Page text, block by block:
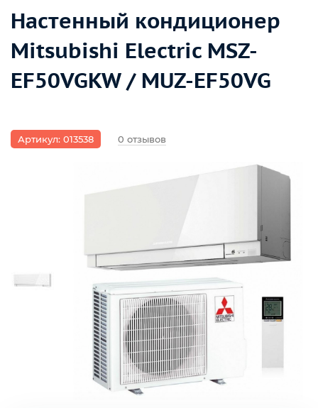
Настенный кондиционер
Mitsubishi Electric MSZ-
EF50VGKW / MUZ-EF50VG
Артикул: 013538 0 отзывов